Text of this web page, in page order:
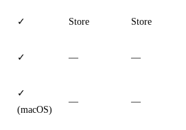
✓ Store Store
✓ — —
✓
(macOS)
— —